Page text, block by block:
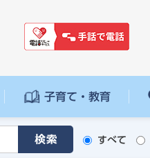
子育て・教育
すべて